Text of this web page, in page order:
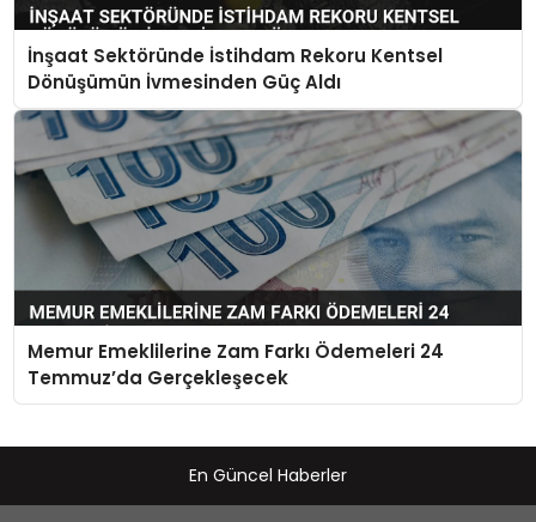
İnşaat Sektöründe İstihdam Rekoru Kentsel
Dönüşümün İvmesinden Güç Aldı
Memur Emeklilerine Zam Farkı Ödemeleri 24
Temmuz’da Gerçekleşecek
En Güncel Haberler